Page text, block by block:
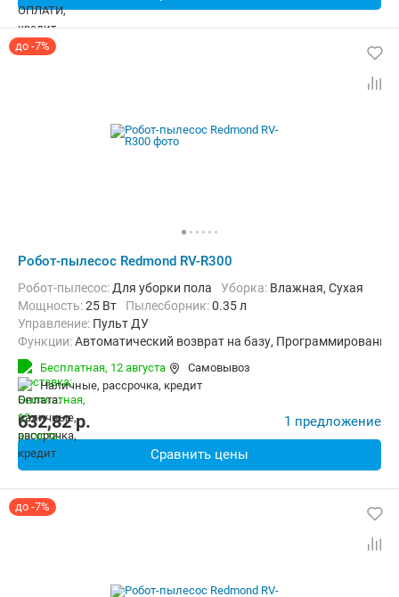
до -7%
Робот-пылесос Redmond RV-R300
Робот-пылесос: Для уборки пола Уборка: Влажная, Сухая
мощность:25 Вт пылесборник:0.35 л
Управление: Пульт ДУ
Функции:Автоматический возврат на базу, Программирование
Бесплатная, 12 августа
Самовывоз
наличные, рассрочка, кредит
632,82p. 1 предложение
Сравнить цены
до -7%